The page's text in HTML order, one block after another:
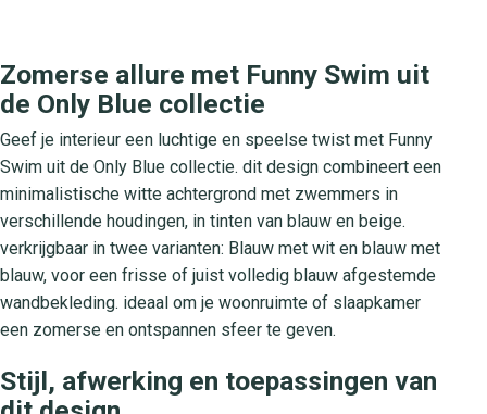
Zomerse allure met Funny Swim uit
de Only Blue collectie
Geef je interieur een luchtige en speelse twist met Funny
Swim uit de Only Blue collectie. dit design combineert een
minimalistische witte achtergrond met zwemmers in
verschillende houdingen, in tinten van blauw en beige.
verkrijgbaar in twee varianten: Blauw met wit en blauw met
blauw, voor een frisse of juist volledig blauw afgestemde
wandbekleding. ideaal om je woonruimte of slaapkamer
een zomerse en ontspannen sfeer te geven.
Stijl, afwerking en toepassingen van